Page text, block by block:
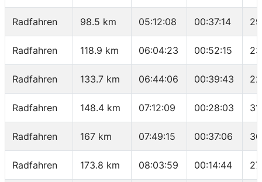
Radfahren 98.5 km 05:12:08 00:37:14
Radfahren 118.9 km 06:04:23 00:52:15
Radfahren 133.7 km 06:44:06 00:39:43
Radfahren 148.4 km 07:12:09 00:28:03
Radfahren 167 km 07:49:15 00:37:06
Radfahren 173.8 km 08:03:59 00:14:44